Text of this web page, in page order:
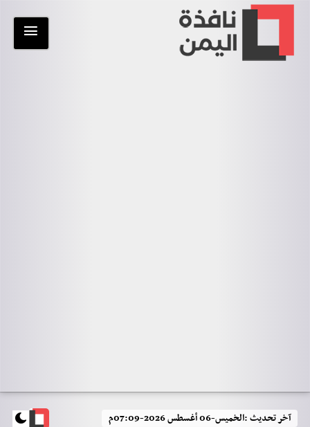
آخر تحديث :الخميس-06 أغسطس 2026-07:09م